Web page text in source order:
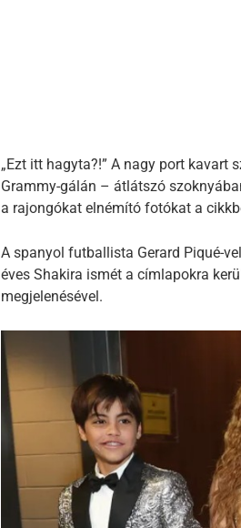
„Ezt itt hagyta?!” A nagy port
Grammy-gálán – átlátszó
a rajongókat elnémító fotókat a
A spanyol futballista Gerard Piqué-
éves Shakira ismét a címlapokra
megjelenésével.